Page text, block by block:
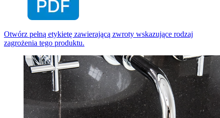
Otwórz pełną etykietę zawierającą zwroty wskazujące rodzaj
zagrożenia tego produktu.